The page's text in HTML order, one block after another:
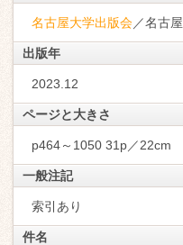
名古屋大学出版会／名古屋
出版年
2023.12
ページと大きさ
p464～1050 31p／22cm
一般注記
索引あり
件名